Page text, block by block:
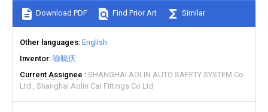
Download PDF Find Prior Art Similar
Other languages English
Inventor 喻晓庆
Current Assignee
SHANGHAI AOLIN AUTO SAFETY SYSTEM Co
Ltd
Shanghai Aolin Car Fittings Co Ltd